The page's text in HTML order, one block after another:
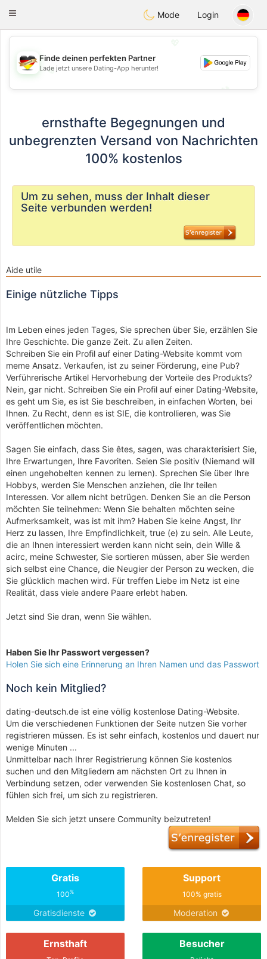
DeutschDating
Toggle
Mode Login
💖
💕
Finde deinen perfekten Partner
Lade jetzt unsere Dating-App herunter!
ernsthafte Begegnungen und
unbegrenzten Versand von Nachrichten
100% kostenlos
Um zu sehen, muss der Inhalt dieser
Seite verbunden werden!
Aide utile
Einige nützliche Tipps
Im Leben eines jeden Tages, Sie sprechen über Sie, erzählen Sie
Ihre Geschichte. Die ganze Zeit. Zu allen Zeiten.
Schreiben Sie ein Profil auf einer Dating-Website kommt vom
meme Ansatz. Verkaufen, ist zu seiner Förderung, eine Pub?
Verführerische Artikel Hervorhebung der Vorteile des Produkts?
Nein, gar nicht. Schreiben Sie ein Profil auf einer Dating-Website,
es geht um Sie, es ist Sie beschreiben, in einfachen Worten, bei
Ihnen. Zu Recht, denn es ist SIE, die kontrollieren, was Sie
veröffentlichen möchten.
Sagen Sie einfach, dass Sie êtes, sagen, was charakterisiert Sie,
Ihre Erwartungen, Ihre Favoriten. Seien Sie positiv (Niemand will
einen ungehobelten kennen zu lernen). Sprechen Sie über Ihre
Hobbys, werden Sie Menschen anziehen, die Ihr teilen
Interessen. Vor allem nicht betrügen. Denken Sie an die Person
möchten Sie teilnehmen: Wenn Sie behalten möchten seine
Aufmerksamkeit, was ist mit ihm? Haben Sie keine Angst, Ihr
Herz zu lassen, Ihre Empfindlichkeit, true (e) zu sein. Alle Leute,
die an Ihnen interessiert werden kann nicht sein, dein Wille &
acirc, meine Schwester, Sie sortieren müssen, aber Sie werden
sich selbst eine Chance, die Neugier der Person zu wecken, die
Sie glücklich machen wird. Für treffen Liebe im Netz ist eine
Realität, dass viele andere Paare erlebt haben.
Jetzt sind Sie dran, wenn Sie wählen.
Haben Sie Ihr Passwort vergessen?
Holen Sie sich eine Erinnerung an Ihren Namen und das Passwort
Noch kein Mitglied?
dating-deutsch.de ist eine völlig kostenlose Dating-Website.
Um die verschiedenen Funktionen der Seite nutzen Sie vorher
registrieren müssen. Es ist sehr einfach, kostenlos und dauert nur
wenige Minuten ...
Unmittelbar nach Ihrer Registrierung können Sie kostenlos
suchen und den Mitgliedern am nächsten Ort zu Ihnen in
Verbindung setzen, oder verwenden Sie kostenlosen Chat, so
fühlen sich frei, um sich zu registrieren.
Melden Sie sich jetzt unsere Community beizutreten!
Gratis
100%
Gratisdienste
Support
100% gratis
Moderation
Ernsthaft Besucher